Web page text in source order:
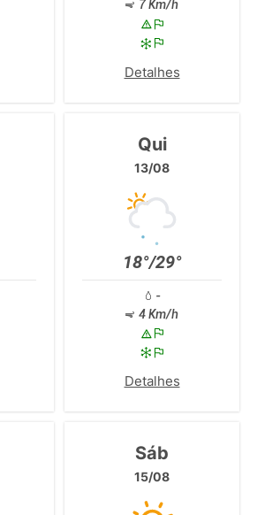
7 Km/h
Detalhes
Qui
13/08
18°/29°
-
4 Km/h
Detalhes
Sáb
15/08